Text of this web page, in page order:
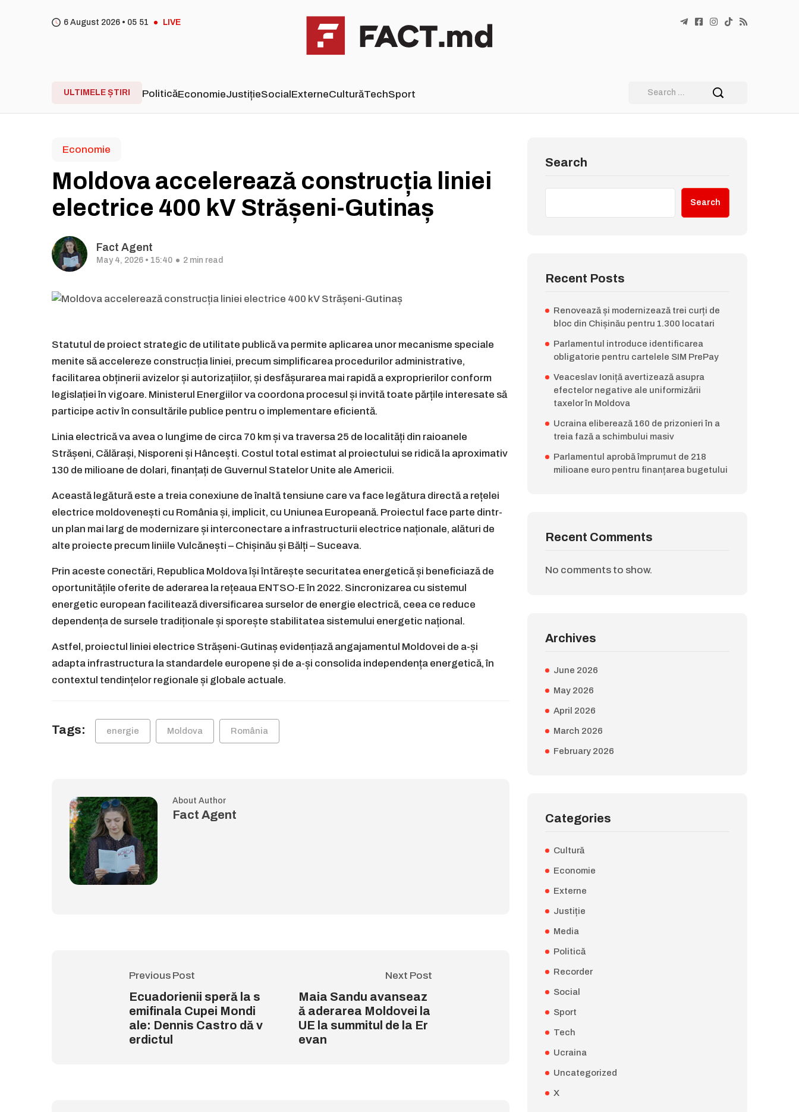
6 August 2026 • 05 51 LIVE
ULTIMELE ȘTIRI PoliticăEconomieJustițieSocialExterneCulturăTechSport
Economie
Moldova accelerează construcția liniei
electrice 400 kV Strășeni-Gutinaș
Fact Agent
May 4, 2026 • 15:40 2 min read
Statutul de proiect strategic de utilitate publică va permite aplicarea unor mecanisme speciale
menite să accelereze construcția liniei, precum simplificarea procedurilor administrative,
facilitarea obținerii avizelor și autorizațiilor, și desfășurarea mai rapidă a exproprierilor conform
legislației în vigoare. Ministerul Energiilor va coordona procesul și invită toate părțile interesate să
participe activ în consultările publice pentru o implementare eficientă.
Linia electrică va avea o lungime de circa 70 km și va traversa 25 de localități din raioanele
Strășeni, Călărași, Nisporeni și Hâncești. Costul total estimat al proiectului se ridică la aproximativ
130 de milioane de dolari, finanțați de Guvernul Statelor Unite ale Americii.
Această legătură este a treia conexiune de înaltă tensiune care va face legătura directă a rețelei
electrice moldovenești cu România și, implicit, cu Uniunea Europeană. Proiectul face parte dintr-
un plan mai larg de modernizare și interconectare a infrastructurii electrice naționale, alături de
alte proiecte precum liniile Vulcănești – Chișinău și Bălți – Suceava.
Prin aceste conectări, Republica Moldova își întărește securitatea energetică și beneficiază de
oportunitățile oferite de aderarea la rețeaua ENTSO-E în 2022. Sincronizarea cu sistemul
energetic european facilitează diversificarea surselor de energie electrică, ceea ce reduce
dependența de sursele tradiționale și sporește stabilitatea sistemului energetic național.
Astfel, proiectul liniei electrice Strășeni-Gutinaș evidențiază angajamentul Moldovei de a-și
adapta infrastructura la standardele europene și de a-și consolida independența energetică, în
contextul tendințelor regionale și globale actuale.
Tags: energie Moldova România
About Author
Fact Agent
Previous Post
Ecuadorienii speră la s
emifinala Cupei Mondi
ale: Dennis Castro dă v
erdictul
Next Post
Maia Sandu avanseaz
ă aderarea Moldovei la
UE la summitul de la Er
evan
Search
Search
Recent Posts
Renovează și modernizează trei curți de
bloc din Chișinău pentru 1.300 locatari
Parlamentul introduce identificarea
obligatorie pentru cartelele SIM PrePay
Veaceslav Ioniță avertizează asupra
efectelor negative ale uniformizării
taxelor în Moldova
Ucraina eliberează 160 de prizonieri în a
treia fază a schimbului masiv
Parlamentul aprobă împrumut de 218
milioane euro pentru finanțarea bugetului
Recent Comments
No comments to show.
Archives
June 2026
May 2026
April 2026
March 2026
February 2026
Categories
Cultură
Economie
Externe
Justiție
Media
Politică
Recorder
Social
Sport
Tech
Ucraina
Uncategorized
X